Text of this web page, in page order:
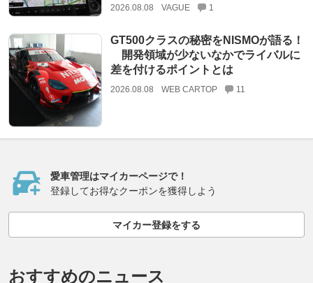
2026.08.08 VAGUE 1
GT500クラスの秘密をNISMOが語る！
開発領域が少ないなかでライバルに
差を付けるポイントとは
2026.08.08 WEB CARTOP 11
愛車管理はマイカーページで！
登録してお得なクーポンを獲得しよう
マイカー登録をする
おすすめのニュース